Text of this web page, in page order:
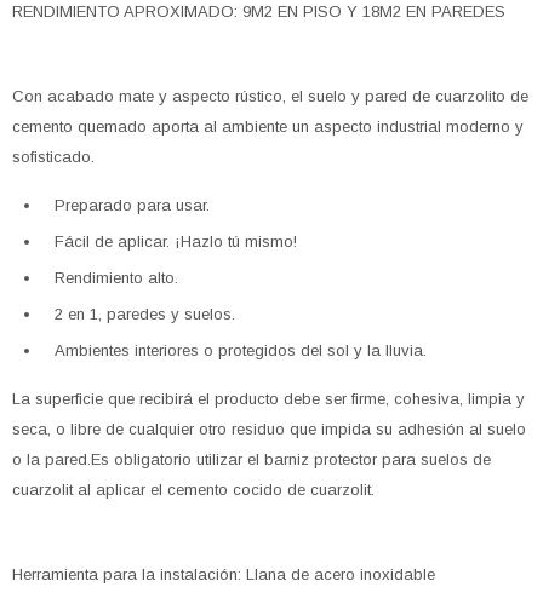
RENDIMIENTO APROXIMADO: 9M2 EN PISO Y 18M2 EN PAREDES
Con acabado mate y aspecto rústico, el suelo y pared de cuarzolito de
cemento quemado aporta al ambiente un aspecto industrial moderno y
sofisticado.
Preparado para usar.
Fácil de aplicar. ¡Hazlo tú mismo!
Rendimiento alto.
2 en 1, paredes y suelos.
Ambientes interiores o protegidos del sol y la lluvia.
La superficie que recibirá el producto debe ser firme, cohesiva, limpia y
seca, o libre de cualquier otro residuo que impida su adhesión al suelo
o la pared.Es obligatorio utilizar el barniz protector para suelos de
cuarzolit al aplicar el cemento cocido de cuarzolit.
Herramienta para la instalación: Llana de acero inoxidable